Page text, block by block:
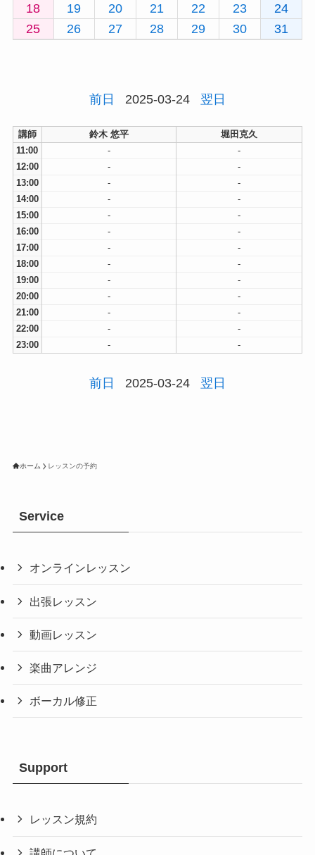
18
19 20 21 22 23
24
25
26 27 28 29 30 31
前日 2025-03-24 翌日
講師 鈴木 悠平
堀田克久
11:00
-
-
12:00
-
-
13:00
-
-
14:00
-
-
15:00
-
-
16:00
-
-
17:00
-
-
18:00
-
-
19:00
-
-
20:00
-
-
21:00
-
-
22:00
-
-
23:00
- -
前日 2025-03-24 翌日
ホーム レッスンの予約
Service
オンラインレッスン
出張レッスン
動画レッスン
楽曲アレンジ
ボーカル修正
Support
レッスン規約